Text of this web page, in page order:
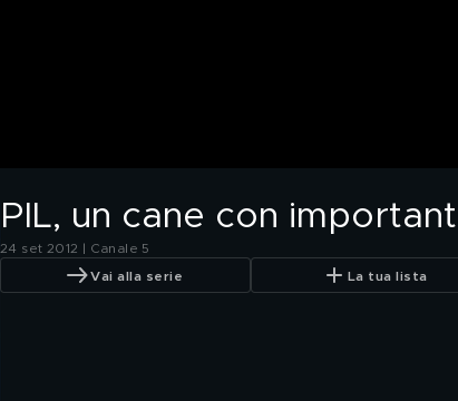
PIL, un cane con
24 set 2012 | Canale 5
Vai alla serie La tua lista